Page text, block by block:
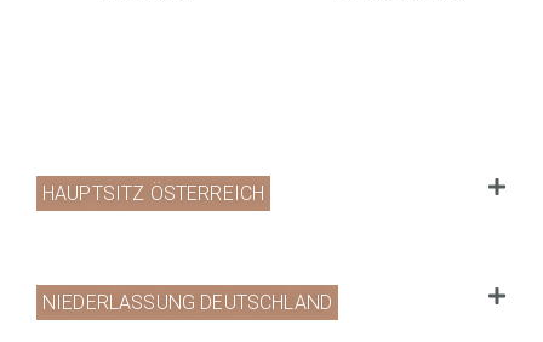
HAUPTSITZ ÖSTERREICH
NIEDERLASSUNG DEUTSCHLAND